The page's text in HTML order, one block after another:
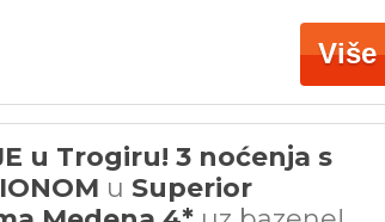
Više
u Trogiru! 3 noćenja s
u Superior